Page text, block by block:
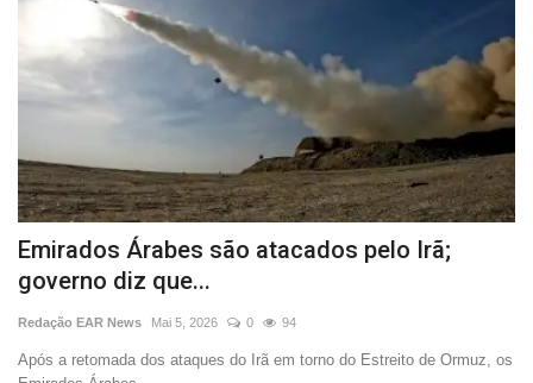
Emirados Árabes são atacados pelo Irã;
governo diz que...
Redação EAR News Mai 5, 2026 0 94
Após a retomada dos ataques do Irã em torno do Estreito de Ormuz, os